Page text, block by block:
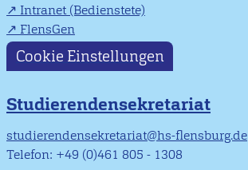
Intranet (Bedienstete)
FlensGen
Cookie Einstellungen
Studierendensekretariat
studierendensekretariat@hs-flensburg.de
Telefon: +49 (0)461 805 - 1308